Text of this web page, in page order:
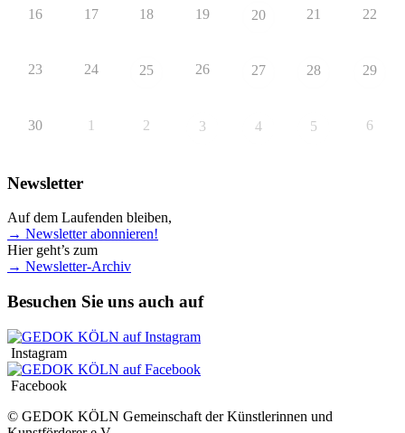
16 17 18 19 20 21 22
23 24 25 26 27 28 29
30 1 2 3 4 5 6
Newsletter
Auf dem Laufenden bleiben,
→ Newsletter abonnieren!
Hier geht’s zum
→ Newsletter-Archiv
Besuchen Sie uns auch auf
Instagram
Facebook
© GEDOK KÖLN Gemeinschaft der Künstlerinnen und